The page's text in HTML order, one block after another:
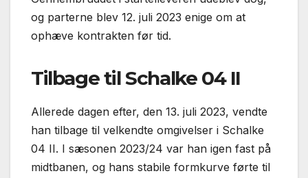
og parterne blev 12. juli 2023 enige om at
ophæve kontrakten før tid.
Tilbage til Schalke 04 II
Allerede dagen efter, den 13. juli 2023, vendte
han tilbage til velkendte omgivelser i Schalke
04 II. I sæsonen 2023/24 var han igen fast på
midtbanen, og hans stabile formkurve førte til